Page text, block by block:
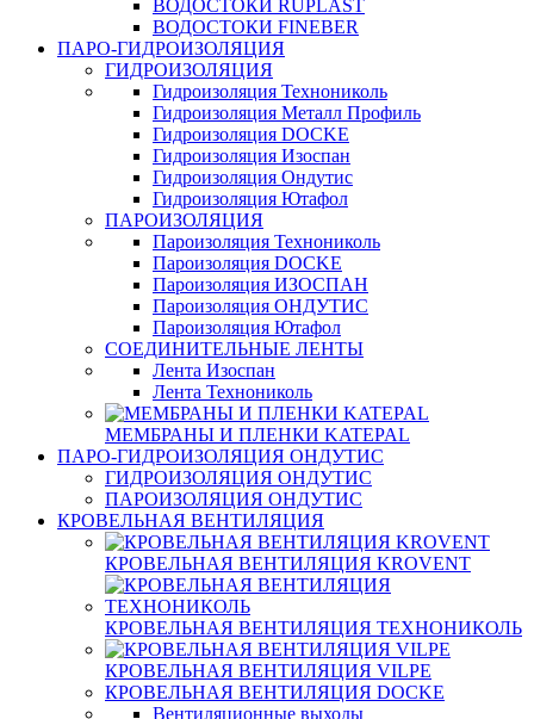
ВОДОСТОКИ RUPLAST
ВОДОСТОКИ FINEBER
ПАРО-ГИДРОИЗОЛЯЦИЯ
ГИДРОИЗОЛЯЦИЯ
Гидроизоляция Технониколь
Гидроизоляция Металл Профиль
Гидроизоляция DOCKE
Гидроизоляция Изоспан
Гидроизоляция Ондутис
Гидроизоляция Ютафол
ПАРОИЗОЛЯЦИЯ
Пароизоляция Технониколь
Пароизоляция DOCKE
Пароизоляция ИЗОСПАН
Пароизоляция ОНДУТИС
Пароизоляция Ютафол
СОЕДИНИТЕЛЬНЫЕ ЛЕНТЫ
Лента Изоспан
Лента Технониколь
МЕМБРАНЫ И ПЛЕНКИ KATEPAL
ПАРО-ГИДРОИЗОЛЯЦИЯ ОНДУТИС
ГИДРОИЗОЛЯЦИЯ ОНДУТИС
ПАРОИЗОЛЯЦИЯ ОНДУТИС
КРОВЕЛЬНАЯ ВЕНТИЛЯЦИЯ
КРОВЕЛЬНАЯ ВЕНТИЛЯЦИЯ KROVENT
КРОВЕЛЬНАЯ ВЕНТИЛЯЦИЯ ТЕХНОНИКОЛЬ
КРОВЕЛЬНАЯ ВЕНТИЛЯЦИЯ VILPE
КРОВЕЛЬНАЯ ВЕНТИЛЯЦИЯ DOCKE
Вентиляционные выходы